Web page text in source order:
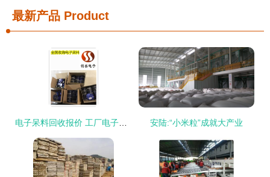
最新产品 Product
安陆:“小米粒”成就大产业